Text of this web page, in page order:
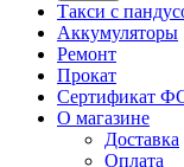
Такси с
Аккумуляторы
Ремонт
Прокат
Сертификат
О магазине
Доставка
Оплата